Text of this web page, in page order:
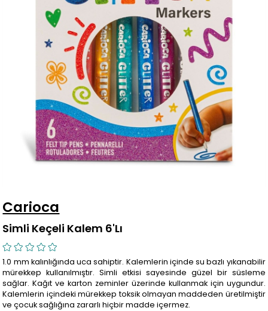
Carioca
Simli Keçeli Kalem 6'Lı
1.0 mm kalınlığında uca sahiptir. Kalemlerin içinde su bazlı yıkanabilir
mürekkep kullanılmıştır. Simli etkisi sayesinde güzel bir süsleme
sağlar. Kağıt ve karton zeminler üzerinde kullanmak için uygundur.
Kalemlerin içindeki mürekkep toksik olmayan maddeden üretilmiştir
ve çocuk sağlığına zararlı hiçbir madde içermez.